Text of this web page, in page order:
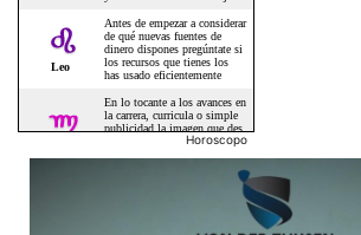
Horoscopo